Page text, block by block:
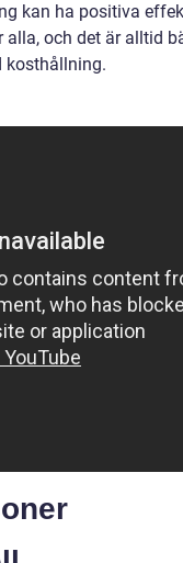
kan ha positiva
och det är alltid
kosthållning.